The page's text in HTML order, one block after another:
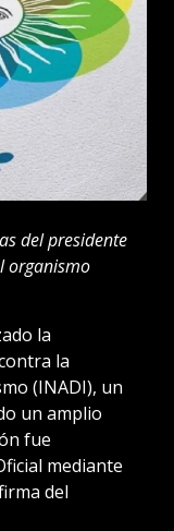
del presidente
organismo
la
la
(INADI), un
un amplio
fue
mediante
del